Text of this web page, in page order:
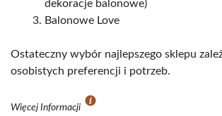
dekoracje balonowe)
Balonowe Love
Ostateczny wybór najlepszego sklepu
osobistych preferencji i potrzeb.
Więcej Informacji